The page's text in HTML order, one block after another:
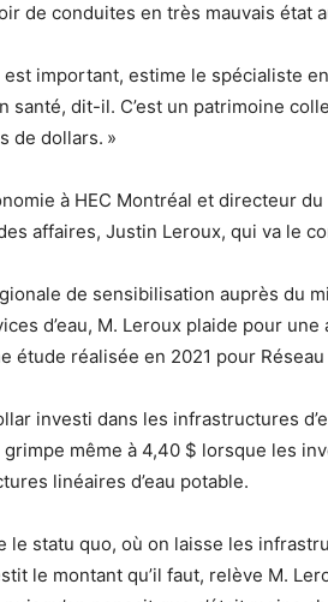
de conduites en très mauvais état
important, estime le spécialiste
santé, dit-il. C’est un patrimoine
de dollars. »
à HEC Montréal et directeur
affaires, Justin Leroux, qui va le
de sensibilisation auprès du
d’eau, M. Leroux plaide pour
étude réalisée en 2021 pour
investi dans les infrastructures
même à 4,40 $ lorsque les
linéaires d’eau potable.
le statu quo, où on laisse les
le montant qu’il faut, relève M.